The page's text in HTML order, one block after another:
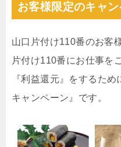
お客様限定のキャン
山口片付け110番のお客
片付け110番にお仕事を
『利益還元』をするた
キャンペーン』です。